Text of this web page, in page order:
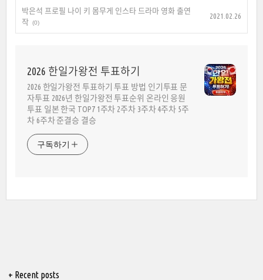
박은석 프로필 나이 키 몸무게 인스타 드라마 영화 출연
작 (0)
2021.02.26
2026 한일가왕전 투표하기
2026 한일가왕전 투표하기 투표 방법 인기투표 문
자투표 2026년 한일가왕전 투표순위 온라인 응원
투표 일본 한국 TOP7 1주차 2주차 3주차 4주차 5주
차 6주차 준결승 결승
구독하기
+ Recent posts